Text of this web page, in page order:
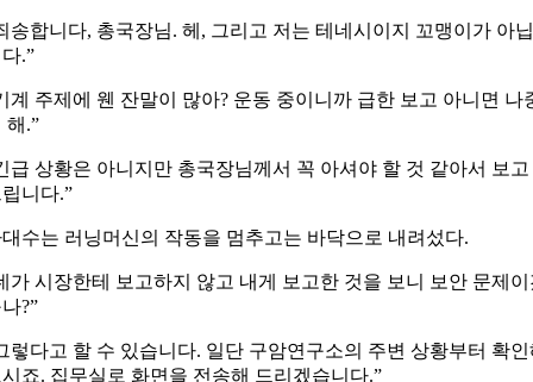
송합니다, 총국장님. 헤, 그리고 저는 테네시이지 꼬맹이가 아닙
.”
계 주제에 웬 잔말이 많아? 운동 중이니까 급한 보고 아니면 나
해.”
급 상황은 아니지만 총국장님께서 꼭 아셔야 할 것 같아서 보고
니다.”
수는 러닝머신의 작동을 멈추고는 바닥으로 내려섰다.
가 시장한테 보고하지 않고 내게 보고한 것을 보니 보안 문제이
?”
렇다고 할 수 있습니다. 일단 구암연구소의 주변 상황부터 확인
죠. 집무실로 화면을 전송해 드리겠습니다.”